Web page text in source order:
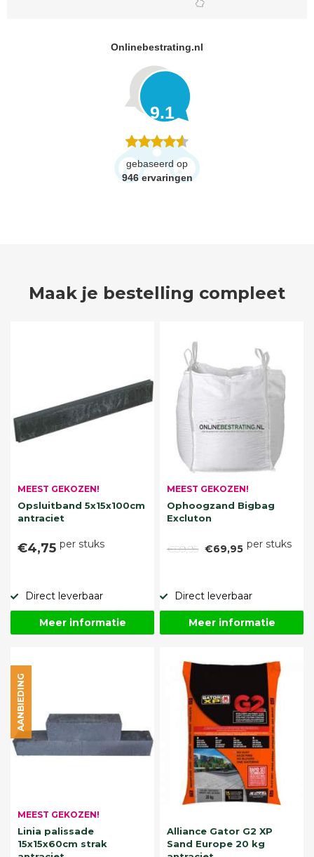
Onlinebestrating.nl
9.1
gebaseerd op
946 ervaringen
Maak je bestelling compleet
MEEST GEKOZEN!
Opsluitband 5x15x100cm
antraciet
€4,75 per stuks
Direct leverbaar
Meer informatie
MEEST GEKOZEN!
Ophoogzand Bigbag
Excluton
€89,95 €69,95 per stuks
Direct leverbaar
Meer informatie
MEEST GEKOZEN!
Linia palissade
15x15x60cm strak
AANBIEDING
Alliance Gator G2 XP
Sand Europe 20 kg